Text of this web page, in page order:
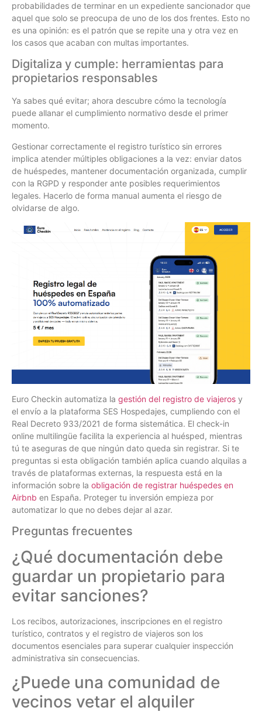
probabilidades de terminar en un expediente sancionador que
aquel que solo se preocupa de uno de los dos frentes. Esto no
es una opinión: es el patrón que se repite una y otra vez en
los casos que acaban con multas importantes.
Digitaliza y cumple: herramientas para
propietarios responsables
Ya sabes qué evitar; ahora descubre cómo la tecnología
puede allanar el cumplimiento normativo desde el primer
momento.
Gestionar correctamente el registro turístico sin errores
implica atender múltiples obligaciones a la vez: enviar datos
de huéspedes, mantener documentación organizada, cumplir
con la RGPD y responder ante posibles requerimientos
legales. Hacerlo de forma manual aumenta el riesgo de
olvidarse de algo.
Euro Checkin automatiza la gestión del registro de viajeros y
el envío a la plataforma SES Hospedajes, cumpliendo con el
Real Decreto 933/2021 de forma sistemática. El check-in
online multilingüe facilita la experiencia al huésped, mientras
tú te aseguras de que ningún dato queda sin registrar. Si te
preguntas si esta obligación también aplica cuando alquilas a
través de plataformas externas, la respuesta está en la
información sobre la obligación de registrar huéspedes en
Airbnb en España. Proteger tu inversión empieza por
automatizar lo que no debes dejar al azar.
Preguntas frecuentes
¿Qué documentación debe
guardar un propietario para
evitar sanciones?
Los recibos, autorizaciones, inscripciones en el registro
turístico, contratos y el registro de viajeros son los
documentos esenciales para superar cualquier inspección
administrativa sin consecuencias.
¿Puede una comunidad de
vecinos vetar el alquiler